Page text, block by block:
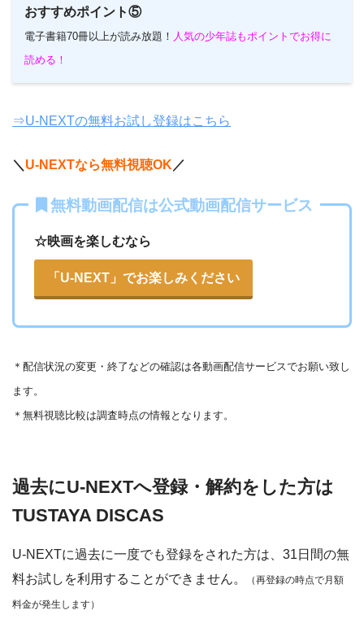
おすすめポイント⑤
電子書籍70冊以上が読み放題！ 人気の少年誌もポイントでお得に
読める！
⇒U-NEXTの無料お試し登録はこちら
＼ U-NEXTなら無料視聴OK ／
無料動画配信は公式動画配信サービス
☆映画を楽しむなら
「U-NEXT」でお楽しみください
＊ 配信状況の変更・終了などの確認は各動画配信サービスでお願い致し
ます。
＊無料視聴比較は調査時点の情報となります。
過去にU-NEXTへ登録・解約をした方は
TUSTAYA DISCAS
U-NEXTに過去に一度でも登録をされた方は、31日間の無
料お試しを利用することができません。
（再登録の時点で月額
料金が発生します）